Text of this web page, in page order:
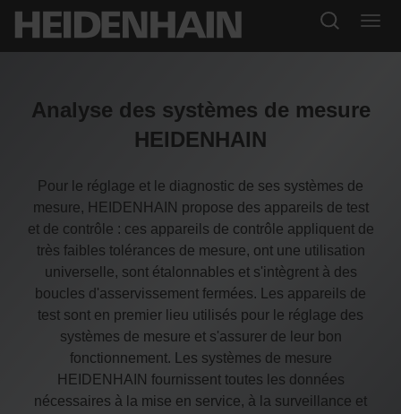
Analyse des systèmes de mesure
HEIDENHAIN
Pour le réglage et le diagnostic de ses systèmes de
mesure, HEIDENHAIN propose des appareils de test
et de contrôle : ces appareils de contrôle appliquent de
très faibles tolérances de mesure, ont une utilisation
universelle, sont étalonnables et s'intègrent à des
boucles d'asservissement fermées. Les appareils de
test sont en premier lieu utilisés pour le réglage des
systèmes de mesure et s'assurer de leur bon
fonctionnement. Les systèmes de mesure
HEIDENHAIN fournissent toutes les données
nécessaires à la mise en service, à la surveillance et